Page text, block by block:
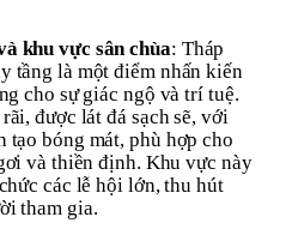
khu vực sân chùa: Tháp
tầng là một điểm nhấn kiến
cho sự giác ngộ và trí tuệ.
được lát đá sạch sẽ, với
tạo bóng mát, phù hợp cho
và thiền định. Khu vực này
các lễ hội lớn, thu hút
tham gia.